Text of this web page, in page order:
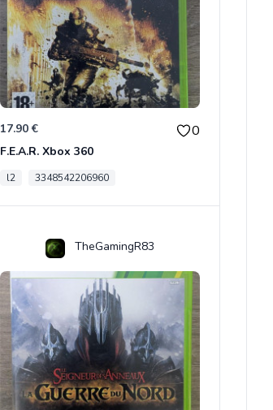
17.90 € 0
F.E.A.R. Xbox 360
l2 3348542206960
TheGamingR83